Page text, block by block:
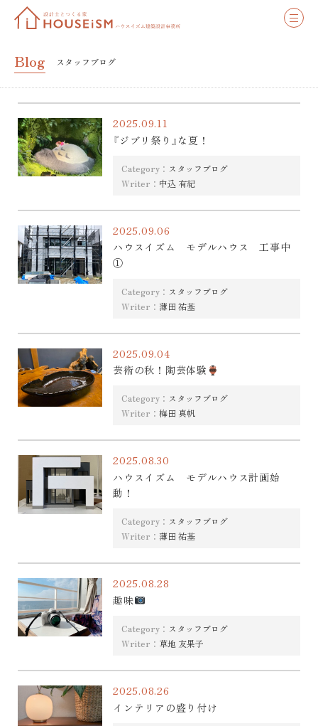
Blog スタッフブログ
2025.09.11
『ジブリ祭り』な夏！
Category： スタッフブログ
Writer： 中込 有紀
2025.09.06
ハウスイズム モデルハウス 工事中
①
Category： スタッフブログ
Writer： 薄田 祐基
2025.09.04
芸術の秋！陶芸体験
Category： スタッフブログ
Writer： 梅田 真帆
2025.08.30
ハウスイズム モデルハウス計画始
動！
Category： スタッフブログ
Writer： 薄田 祐基
2025.08.28
趣味
Category： スタッフブログ
Writer： 草地 友果子
2025.08.26
インテリアの盛り付け